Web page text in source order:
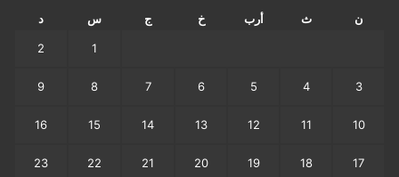
ن ث أرب خ ج س د
1
2
3
4
5
6
7
8
9
10
11
12
13
14
15
16
17
18
19
20
21
22
23